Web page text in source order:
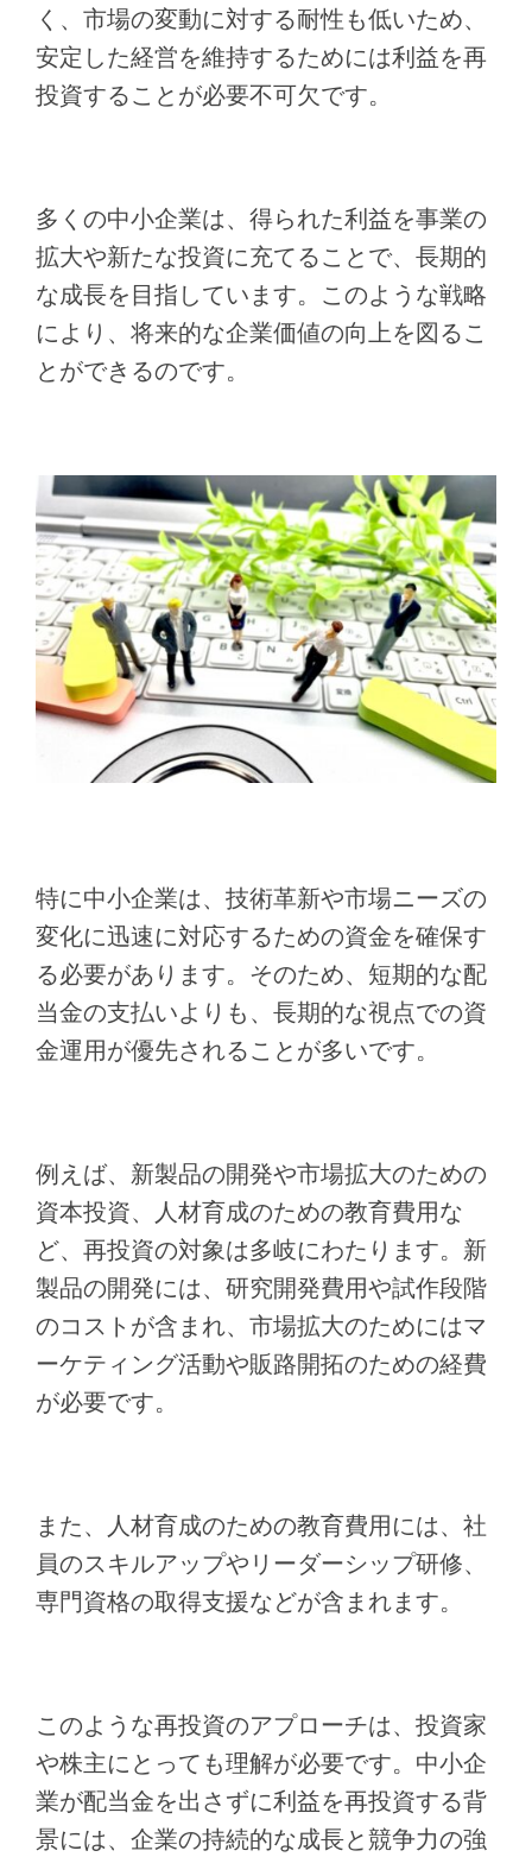
く、市場の変動に対する耐性も低いため、
安定した経営を維持するためには利益を再
投資することが必要不可欠です。
多くの中小企業は、得られた利益を事業の
拡大や新たな投資に充てることで、長期的
な成長を目指しています。このような戦略
により、将来的な企業価値の向上を図るこ
とができるのです。
特に中小企業は、技術革新や市場ニーズの
変化に迅速に対応するための資金を確保す
る必要があります。そのため、短期的な配
当金の支払いよりも、長期的な視点での資
金運用が優先されることが多いです。
例えば、新製品の開発や市場拡大のための
資本投資、人材育成のための教育費用な
ど、再投資の対象は多岐にわたります。新
製品の開発には、研究開発費用や試作段階
のコストが含まれ、市場拡大のためにはマ
ーケティング活動や販路開拓のための経費
が必要です。
また、人材育成のための教育費用には、社
員のスキルアップやリーダーシップ研修、
専門資格の取得支援などが含まれます。
このような再投資のアプローチは、投資家
や株主にとっても理解が必要です。中小企
業が配当金を出さずに利益を再投資する背
景には、企業の持続的な成長と競争力の強